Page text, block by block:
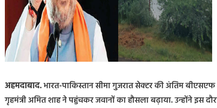
अहमदाबाद.भारत-पाकिस्तान सीमा गुजरात सेक्टर की अंतिम
गृहमंत्री अमित शाह ने पहुंचकर जवानों का हौसला बढ़ाया. उन्होंने इस